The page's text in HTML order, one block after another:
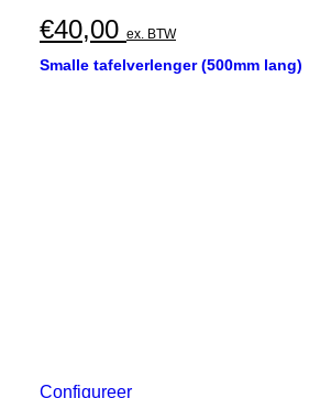
€40,00 ex. BTW
Smalle tafelverlenger (500mm lang)
Configureer